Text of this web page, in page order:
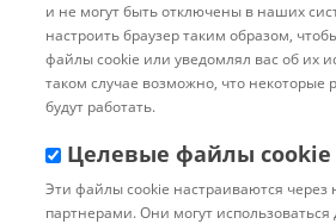
и не могут быть отключены в наших
настроить браузер таким образом,
файлы cookie или уведомлял вас об их
таком случае возможно, что некоторые
будут работать.
Целевые файлы cookie
Эти файлы cookie настраиваются
партнерами. Они могут